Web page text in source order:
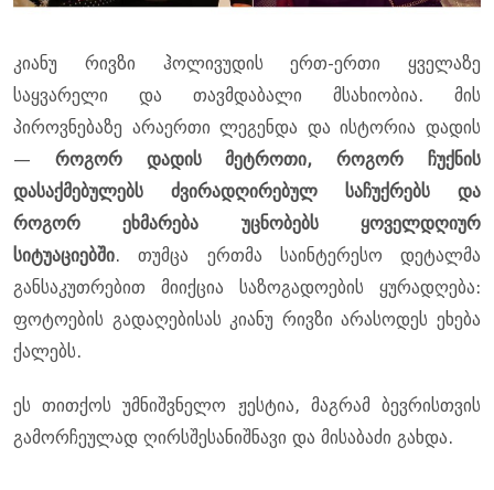
კიანუ რივზი ჰოლივუდის ერთ-ერთი ყველაზე
საყვარელი და თავმდაბალი მსახიობია. მის
პიროვნებაზე არაერთი ლეგენდა და ისტორია დადის
— როგორ დადის მეტროთი, როგორ ჩუქნის
დასაქმებულებს ძვირადღირებულ საჩუქრებს და
როგორ ეხმარება უცნობებს ყოველდღიურ
სიტუაციებში. თუმცა ერთმა საინტერესო დეტალმა
განსაკუთრებით მიიქცია საზოგადოების ყურადღება:
ფოტოების გადაღებისას კიანუ რივზი არასოდეს ეხება
ქალებს.
ეს თითქოს უმნიშვნელო ჟესტია, მაგრამ ბევრისთვის
გამორჩეულად ღირსშესანიშნავი და მისაბაძი გახდა.